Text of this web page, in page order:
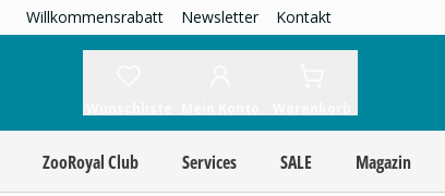
Willkommensrabatt Newsletter Kontakt
ZooRoyal Club Services SALE Magazin